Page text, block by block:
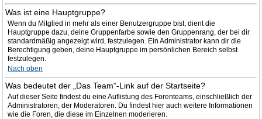
Was ist eine Hauptgruppe?
Wenn du Mitglied in mehr als einer Benutzergruppe bist, dient die
Hauptgruppe dazu, deine Gruppenfarbe sowie den Gruppenrang, der bei dir
standardmäßig angezeigt wird, festzulegen. Ein Administrator kann dir die
Berechtigung geben, deine Hauptgruppe im persönlichen Bereich selbst
festzulegen.
Nach oben
Was bedeutet der „Das Team“-Link auf der Startseite?
Auf dieser Seite findest du eine Auflistung des Forenteams, einschließlich der
Administratoren, der Moderatoren. Du findest hier auch weitere Informationen
wie die Foren, die diese im Einzelnen moderieren.